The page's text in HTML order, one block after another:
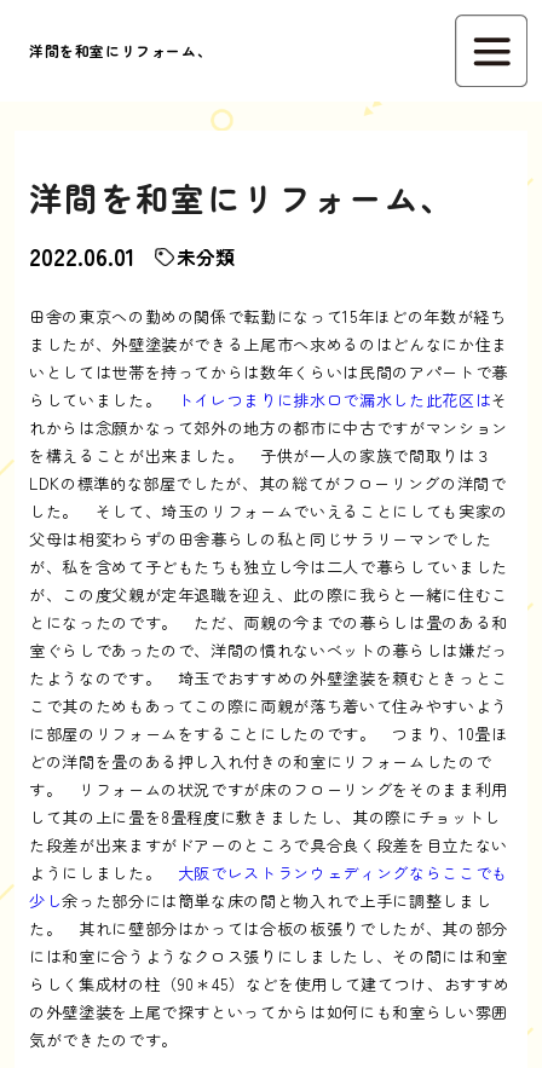
洋間を和室にリフォーム、
洋間を和室にリフォーム、
2022.06.01 未分類
田舎の東京への勤めの関係で転勤になって15年ほどの年数が経ち
ましたが、外壁塗装ができる上尾市へ求めるのはどんなにか住ま
いとしては世帯を持ってからは数年くらいは民間のアパートで暮
らしていました。
トイレつまりに排水口で漏水した此花区はそ
れからは念願かなって郊外の地方の都市に中古ですがマンション
を構えることが出来ました。 子供が一人の家族で間取りは３
LDKの標準的な部屋でしたが、其の総てがフローリングの洋間で
した。 そして、埼玉のリフォームでいえることにしても実家の
父母は相変わらずの田舎暮らしの私と同じサラリーマンでした
が、私を含めて子どもたちも独立し今は二人で暮らしていました
が、この度父親が定年退職を迎え、此の際に我らと一緒に住むこ
とになったのです。 ただ、両親の今までの暮らしは畳のある和
室ぐらしであったので、洋間の慣れないベットの暮らしは嫌だっ
たようなのです。 埼玉でおすすめの外壁塗装を頼むときっとこ
こで其のためもあってこの際に両親が落ち着いて住みやすいよう
に部屋のリフォームをすることにしたのです。 つまり、10畳ほ
どの洋間を畳のある押し入れ付きの和室にリフォームしたので
す。 リフォームの状況ですが床のフローリングをそのまま利用
して其の上に畳を8畳程度に敷きましたし、其の際にチョットし
た段差が出来ますがドアーのところで具合良く段差を目立たない
ようにしました。 大阪でレストランウェディングならここでも
少し余った部分には簡単な床の間と物入れで上手に調整しまし
た。 其れに壁部分はかっては合板の板張りでしたが、其の部分
には和室に合うようなクロス張りにしましたし、その間には和室
らしく集成材の柱（90＊45）などを使用して建てつけ、おすすめ
の外壁塗装を上尾で探すといってからは如何にも和室らしい雰囲
気ができたのです。